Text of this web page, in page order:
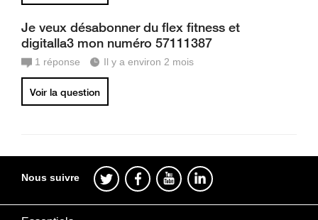
Je veux désabonner du flex fitness et
digitalla3 mon numéro 57111387
1 réponse Il y a environ 2 mois
Voir la question
Nous suivre